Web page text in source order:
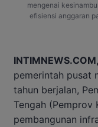
mengenai
efisiensi anggaran
pemerintah pusat
tahun berjalan,
Tengah (Pemprov
pembangunan